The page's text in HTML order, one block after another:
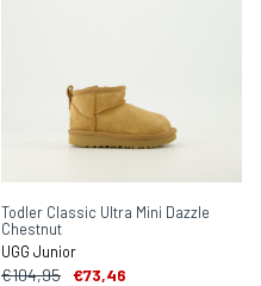
Todler Classic Ultra Mini Dazzle
Chestnut
UGG Junior
€104,95 €73,46